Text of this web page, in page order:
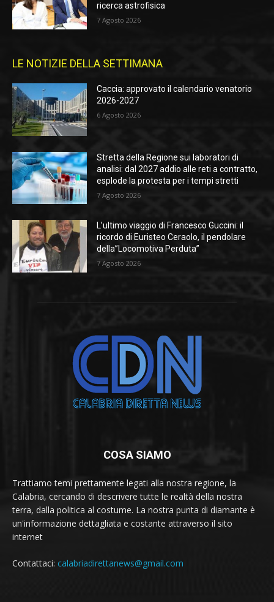
ricerca astrofisica
7 Agosto 2026
LE NOTIZIE DELLA SETTIMANA
Caccia: approvato il calendario venatorio
2026-2027
6 Agosto 2026
Stretta della Regione sui laboratori di
analisi: dal 2027 addio alle reti a contratto,
esplode la protesta per i tempi stretti
7 Agosto 2026
L’ultimo viaggio di Francesco Guccini: il
ricordo di Euristeo Ceraolo, il pendolare
della”Locomotiva Perduta”
7 Agosto 2026
COSA SIAMO
Trattiamo temi prettamente legati alla nostra regione, la
Calabria, cercando di descrivere tutte le realtà della nostra
terra, dalla politica al costume. La nostra punta di diamante è
un'informazione dettagliata e costante attraverso il sito
internet
Contattaci: calabriadirettanews@gmail.com